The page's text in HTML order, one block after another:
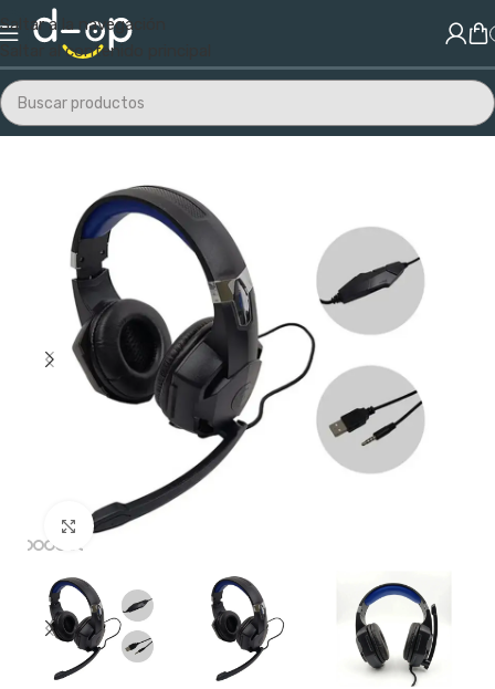
Saltar a la navegación
Saltar al contenido principal
Inicio/Audio y Video/Audio/Auriculares
Haga clic para ampliar